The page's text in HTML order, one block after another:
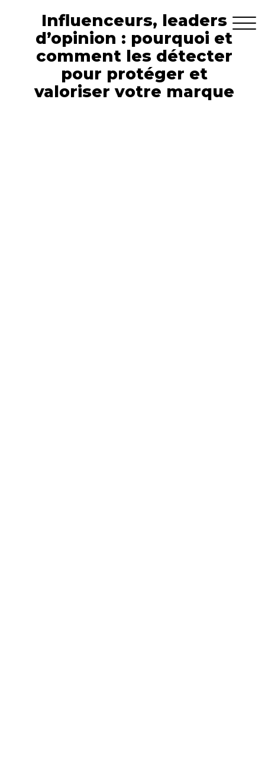
Influenceurs, leaders
d’opinion : pourquoi et
comment les détecter
pour protéger et
valoriser votre marque